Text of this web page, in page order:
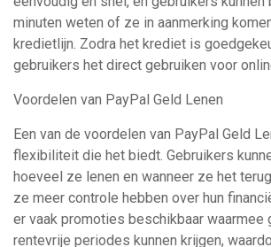
minuten weten of ze in aanmerking
kredietlijn. Zodra het krediet is
gebruikers het direct gebruiken voor
Voordelen van PayPal Geld Lenen
Een van de voordelen van PayPal Geld
flexibiliteit die het biedt. Gebruikers
hoeveel ze lenen en wanneer ze het
ze meer controle hebben over hun
er vaak promoties beschikbaar waarmee
rentevrije periodes kunnen krijgen,